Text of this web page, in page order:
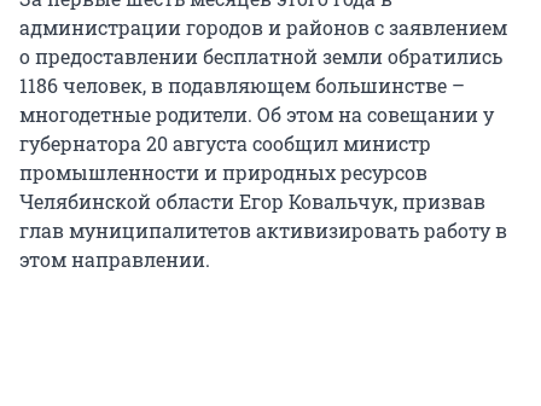
администрации городов и районов с заявлением
о предоставлении бесплатной земли обратились
1186 человек, в подавляющем большинстве –
многодетные родители. Об этом на совещании у
губернатора 20 августа сообщил министр
промышленности и природных ресурсов
Челябинской области Егор Ковальчук, призвав
глав муниципалитетов активизировать работу в
этом направлении.